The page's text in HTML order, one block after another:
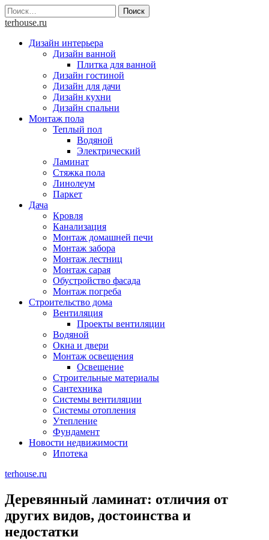
Skip
to
Найти:
terhouse.ru
Дизайн интерьера
Дизайн ванной
Плитка для ванной
Дизайн гостиной
Дизайн для дачи
Дизайн кухни
Дизайн спальни
Монтаж пола
Теплый пол
Водяной
Электрический
Ламинат
Стяжка пола
Линолеум
Паркет
Дача
Кровля
Канализация
Монтаж домашней печи
Монтаж забора
Монтаж лестниц
Монтаж сарая
Обустройство фасада
Монтаж погреба
Строительство дома
Вентиляция
Проекты вентиляции
Водяной
Окна и двери
Монтаж освещения
Освещение
Строительные материалы
Сантехника
Системы вентиляции
Системы отопления
Утепление
Фундамент
Новости недвижимости
Ипотека
terhouse.ru
Деревянный ламинат: отличия от
других видов, достоинства и
недостатки